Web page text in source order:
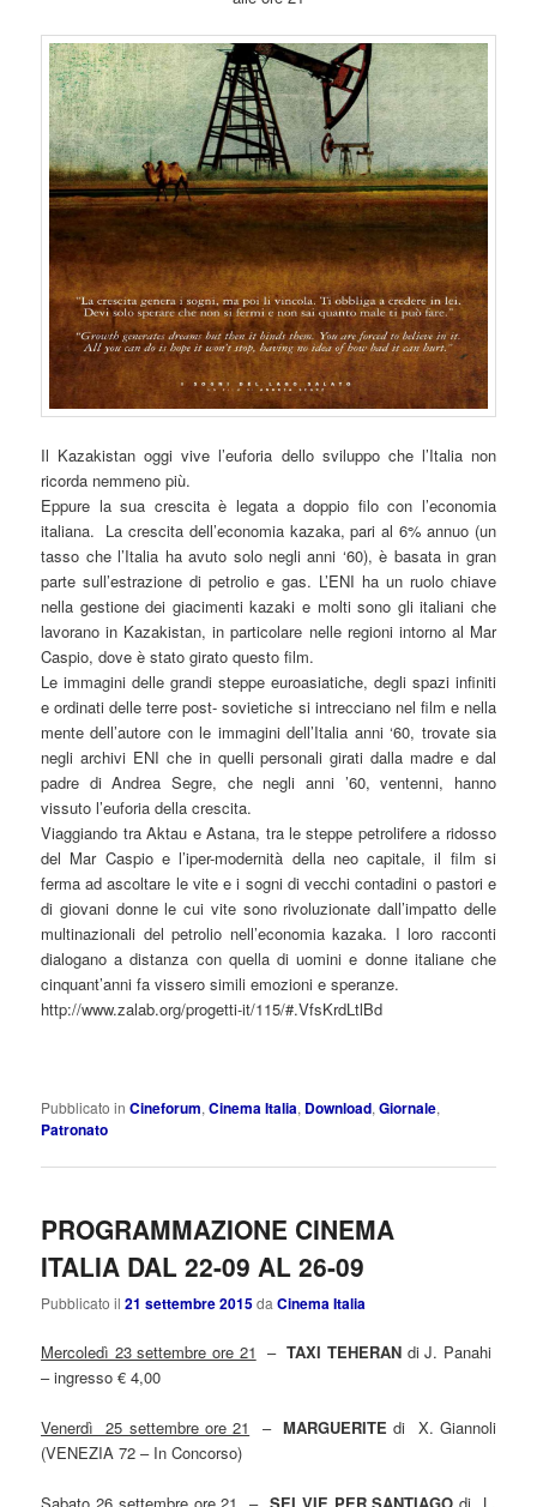
Il Kazakistan oggi vive l’euforia dello sviluppo che l’Italia non
ricorda nemmeno più.
Eppure la sua crescita è legata a doppio filo con l’economia
italiana. La crescita dell’economia kazaka, pari al 6% annuo (un
tasso che l’Italia ha avuto solo negli anni ‘60), è basata in gran
parte sull’estrazione di petrolio e gas. L’ENI ha un ruolo chiave
nella gestione dei giacimenti kazaki e molti sono gli italiani che
lavorano in Kazakistan, in particolare nelle regioni intorno al Mar
Caspio, dove è stato girato questo film.
Le immagini delle grandi steppe euroasiatiche, degli spazi infiniti
e ordinati delle terre post- sovietiche si intrecciano nel film e nella
mente dell’autore con le immagini dell’Italia anni ‘60, trovate sia
negli archivi ENI che in quelli personali girati dalla madre e dal
padre di Andrea Segre, che negli anni ’60, ventenni, hanno
vissuto l’euforia della crescita.
Viaggiando tra Aktau e Astana, tra le steppe petrolifere a ridosso
del Mar Caspio e l’iper-modernità della neo capitale, il film si
ferma ad ascoltare le vite e i sogni di vecchi contadini o pastori e
di giovani donne le cui vite sono rivoluzionate dall’impatto delle
multinazionali del petrolio nell’economia kazaka. I loro racconti
dialogano a distanza con quella di uomini e donne italiane che
cinquant’anni fa vissero simili emozioni e speranze.
http://www.zalab.org/progetti-it/115/#.VfsKrdLtlBd
Pubblicato in Cineforum,Cinema Italia, Download,Giornale,
Patronato
PROGRAMMAZIONE CINEMA
ITALIA DAL 22-09 AL 26-09
Pubblicato il21 settembre 2015daCinema Italia
Mercoledì 23 settembre ore 21 –TAXI TEHERAN di J. Panahi
– ingresso € 4,00
Venerdì 25 settembre ore 21 –MARGUERITE di X. Giannoli
(VENEZIA 72 – In Concorso)